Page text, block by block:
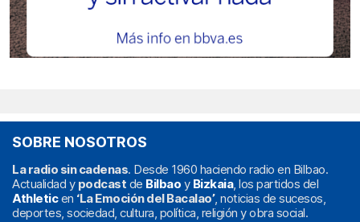
SOBRE NOSOTROS
La radio sin cadenas. Desde 1960 haciendo radio en Bilbao.
Actualidad y podcast de Bilbao y Bizkaia, los partidos del
Athleticen ‘La Emoción del Bacalao’, noticias de sucesos,
deportes, sociedad, cultura, política, religión y obra social.